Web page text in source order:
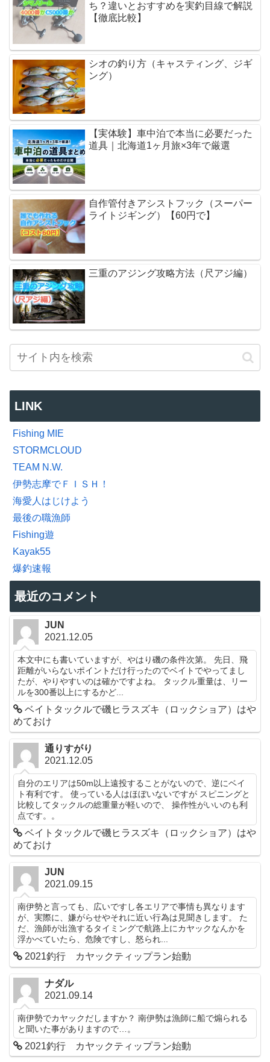
ち？違いとおすすめを実釣目線で解説
【徹底比較】
シオの釣り方（キャスティング、ジギ
ング）
【実体験】車中泊で本当に必要だった
道具｜北海道1ヶ月旅×3年で厳選
自作管付きアシストフック（スーパー
ライトジギング）【60円で】
三重のアジング攻略方法（尺アジ編）
LINK
Fishing MIE
STORMCLOUD
TEAM N.W.
伊勢志摩でＦＩＳＨ！
海愛人はじけよう
最後の職漁師
Fishing遊
Kayak55
爆釣速報
最近のコメント
JUN
2021.12.05
本文中にも書いていますが、やはり磯の条件次第。 先日、飛
距離がいらないポイントだけ行ったのでベイトでやってまし
たが、やりやすいのは確かですよね。 タックル重量は、リー
ルを300番以上にするかど...
ベイトタックルで磯ヒラスズキ（ロックショア）はや
めておけ
通りすがり
2021.12.05
自分のエリアは50m以上遠投することがないので、逆にベイ
ト有利です。 使っている人はほぼいないですが スピニングと
比較してタックルの総重量が軽いので、 操作性がいいのも利
点です。。
ベイトタックルで磯ヒラスズキ（ロックショア）はや
めておけ
JUN
2021.09.15
南伊勢と言っても、広いですし各エリアで事情も異なります
が、実際に、嫌がらせやそれに近い行為は見聞きします。 た
だ、漁師が出漁するタイミングで航路上にカヤックなんかを
浮かべていたら、危険ですし、怒られ...
2021釣行 カヤックティップラン始動
ナダル
2021.09.14
南伊勢でカヤックだしますか？ 南伊勢は漁師に船で煽られる
と聞いた事がありますので…。
2021釣行 カヤックティップラン始動